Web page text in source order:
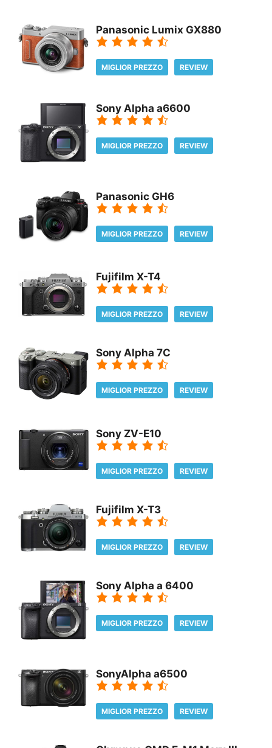
Panasonic Lumix GX880
MIGLIOR PREZZO REVIEW
Sony Alpha a6600
MIGLIOR PREZZO REVIEW
Panasonic GH6
MIGLIOR PREZZO REVIEW
Fujifilm X-T4
MIGLIOR PREZZO REVIEW
Sony Alpha 7C
MIGLIOR PREZZO REVIEW
Sony ZV-E10
MIGLIOR PREZZO REVIEW
Fujifilm X-T3
MIGLIOR PREZZO REVIEW
Sony Alpha a 6400
MIGLIOR PREZZO REVIEW
SonyAlpha a6500
MIGLIOR PREZZO REVIEW